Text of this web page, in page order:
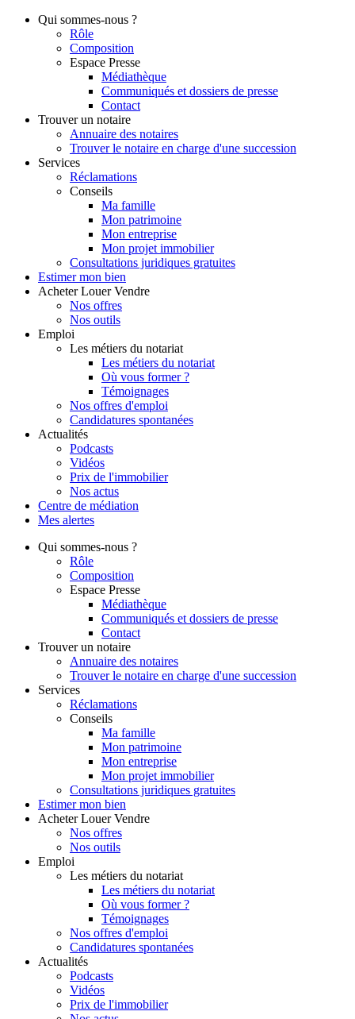
Qui sommes-nous ?
Rôle
Composition
Espace Presse
Médiathèque
Communiqués et dossiers de presse
Contact
Trouver un notaire
Annuaire des notaires
Trouver le notaire en charge d'une succession
Services
Réclamations
Conseils
Ma famille
Mon patrimoine
Mon entreprise
Mon projet immobilier
Consultations juridiques gratuites
Estimer mon bien
Acheter Louer Vendre
Nos offres
Nos outils
Emploi
Les métiers du notariat
Les métiers du notariat
Où vous former ?
Témoignages
Nos offres d'emploi
Candidatures spontanées
Actualités
Podcasts
Vidéos
Prix de l'immobilier
Nos actus
Centre de médiation
Mes alertes
Qui sommes-nous ?
Rôle
Composition
Espace Presse
Médiathèque
Communiqués et dossiers de presse
Contact
Trouver un notaire
Annuaire des notaires
Trouver le notaire en charge d'une succession
Services
Réclamations
Conseils
Ma famille
Mon patrimoine
Mon entreprise
Mon projet immobilier
Consultations juridiques gratuites
Estimer mon bien
Acheter Louer Vendre
Nos offres
Nos outils
Emploi
Les métiers du notariat
Les métiers du notariat
Où vous former ?
Témoignages
Nos offres d'emploi
Candidatures spontanées
Actualités
Podcasts
Vidéos
Prix de l'immobilier